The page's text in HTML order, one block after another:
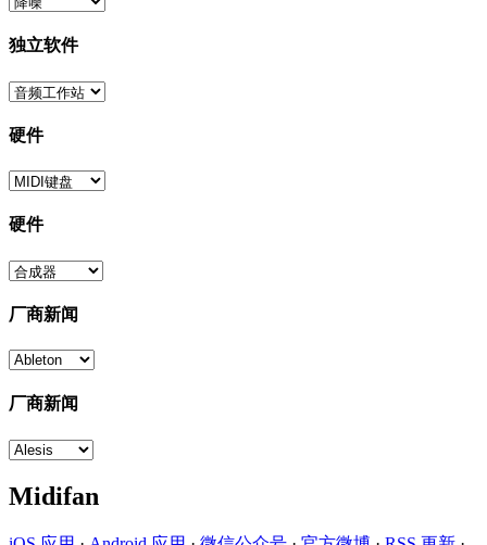
独立软件
硬件
硬件
厂商新闻
厂商新闻
Midifan